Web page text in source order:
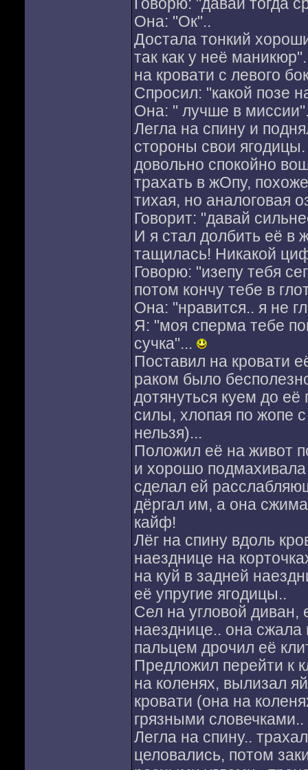
Говорю: "давай тогда
Она: "Ок"..
Достала тонкий
так как у неё
на кровати с левого
Спросил: "какой позе
Она: " лучше в
Легла на спину и
стороны свои
довольно спокойно
трахать в жОпу,
тихая, но аналоговая
Говорит: "давай
И я стал долбить её в
тащилась! Никакой
Говорю: "изепу тебя
потом кончу тебе в
Она: "нравится.. я не
Я: "моя сперма тебе
сучка"...
Поставил на кровати
раком было
дотянуться куем до
силы, хлопая по жопе
нельзя)...
Положил её на живот
и хорошо подмахивала
сделал ей
дёргал им, а она
кайф!
Лёг на спину вдоль
наезднице на
на куй в задней
её упругие ягодицы..
Сел на угловой диван,
наезднице.. она сжала
пальцем дрочил её
Предложил перейти к
на коленях, вылизал
кровати (она на
грязными
Легла на спину..
целовались, потом